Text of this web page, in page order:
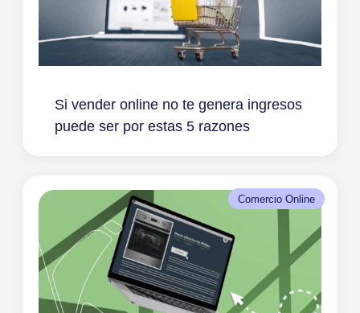
Si vender online no te genera ingresos
puede ser por estas 5 razones
Comercio Online